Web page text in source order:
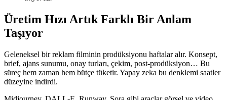
Üretim Hızı Artık Farklı Bir Anlam
Taşıyor
Geleneksel bir reklam filminin prodüksiyonu haftalar alır. Konsept,
brief, ajans sunumu, onay turları, çekim, post-prodüksiyon… Bu
süreç hem zaman hem bütçe tüketir. Yapay zeka bu denklemi saatler
düzeyine indirdi.